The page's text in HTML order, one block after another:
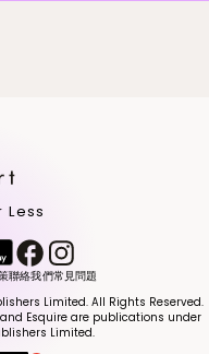
聯絡我們常見問題
Limited. All Rights Reserved.
and Esquire are publications under
Limited.